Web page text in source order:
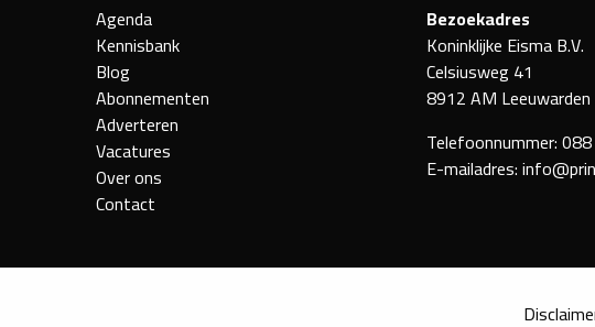
Agenda
Kennisbank
Blog
Abonnementen
Adverteren
Vacatures
Over ons
Contact
Bezoekadres
Koninklijke Eisma B.V.
Celsiusweg 41
8912 AM Leeuwarden
Telefoonnummer:
E-mailadres: